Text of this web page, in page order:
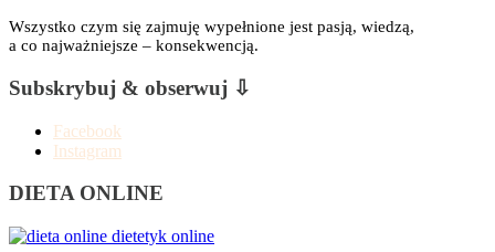
Wszystko czym się zajmuję wypełnione jest pasją, wiedzą,
a co najważniejsze – konsekwencją.
Subskrybuj & obserwuj ⇩
Facebook
Instagram
DIETA ONLINE